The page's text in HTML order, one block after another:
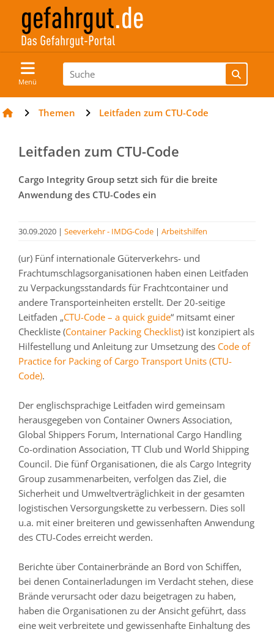
Menü
Themen Leitfaden zum CTU-Code
Leitfaden zum CTU-Code
Cargo Integrity Group setzt sich für die breite
Anwendung des CTU-Codes ein
30.09.2020 | Seeverkehr - IMDG-Code | Arbeitshilfen
(ur) Fünf internationale Güterverkehrs- und
Frachtumschlagsorganisationen haben einen Leitfaden
zu Verpackungsstandards für Frachtcontainer und
andere Transporteinheiten erstellt. Der 20-seitige
Leitfaden „CTU-Code – a quick guide“ mitsamt einer
Checkliste (Container Packing Checklist) ist konzipiert als
Hilfestellung und Anleitung zur Umsetzung des Code of
Practice for Packing of Cargo Transport Units (CTU-
Code).
Der englischsprachige Leitfaden wird gemeinsam
herausgegeben von Container Owners Association,
Global Shippers Forum, International Cargo Handling
Co-ordination Association, TT Club und World Shipping
Council. Die fünf Organisationen, die als Cargo Integrity
Group zusammenarbeiten, verfolgen das Ziel, die
Sicherheit und Umweltverträglichkeit in der gesamten
logistischen Versorgungskette zu verbessern. Dies soll
u.a. mit einer breiteren und gewissenhaften Anwendung
des CTU-Codes erreicht werden.
Berichte über Containerbrände an Bord von Schiffen,
bei denen Containerladungen im Verdacht stehen, diese
Brände verursacht oder dazu beigetragen zu haben,
haben die Organisationen zu der Ansicht geführt, dass
eine weit verbreitete und gewissenhafte Einhaltung des